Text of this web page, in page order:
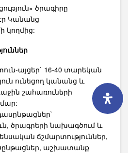
ծրագիրը
Կանանց
կողմից:
այցեր` 16-40 տարեկան
ունեցող կանանց և
շահառուների
ծրագրերի նախագծում և
ճշմարտություններ,
աշխատանք